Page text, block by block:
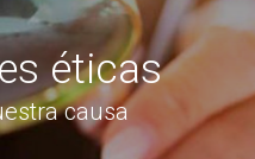
éticas
causa